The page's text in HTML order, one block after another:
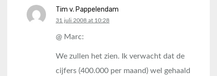
Tim v. Pappelendam
says:
31 juli 2008 at 10:28
@ Marc:
We zullen het zien. Ik verwacht dat de
cijfers (400.000 per maand) wel gehaald